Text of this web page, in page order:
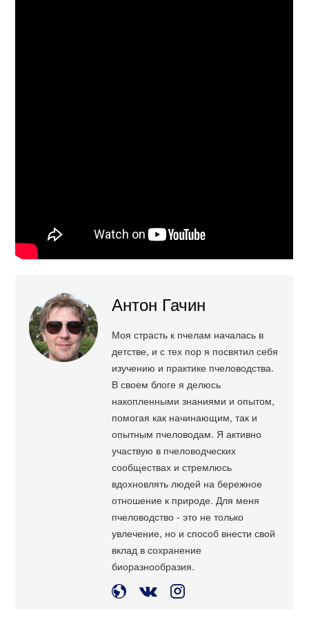
Антон Гачин
Моя страсть к пчелам началась в
детстве, и с тех пор я посвятил себя
изучению и практике пчеловодства.
В своем блоге я делюсь
накопленными знаниями и опытом,
помогая как начинающим, так и
опытным пчеловодам. Я активно
участвую в пчеловодческих
сообществах и стремлюсь
вдохновлять людей на бережное
отношение к природе. Для меня
пчеловодство - это не только
увлечение, но и способ внести свой
вклад в сохранение
биоразнообразия.